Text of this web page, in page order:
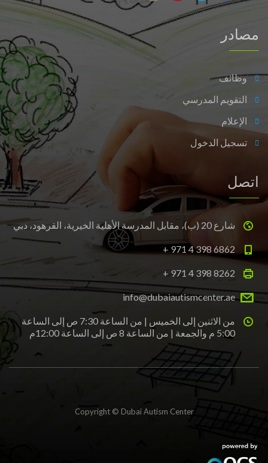
مصادر
وظائف
التقويم المدرسي
الإعلام
تسجيل الدخول
اتصل
شارع 20 (ب)، مقابل المدرسة الأهلية الخيرية، القرهود، دبي
+ 971 4 398 6862
+ 971 4 398 8262
info@dubaiautismcenter.ae
من الاثنين إلى الخميس | من الساعة 7:30 ص إلى الساعة
5:00 م والجمعة | من الساعة 8 ص إلى الساعة 12:00م
Copyright © Dubai Autism Center